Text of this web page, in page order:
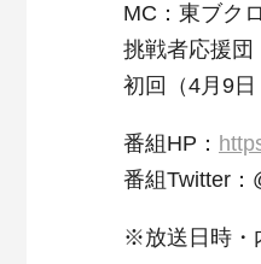
MC：東ブク
挑戦者応援団
初回（4月9
番組HP：
番組Twitter：
※放送日時・